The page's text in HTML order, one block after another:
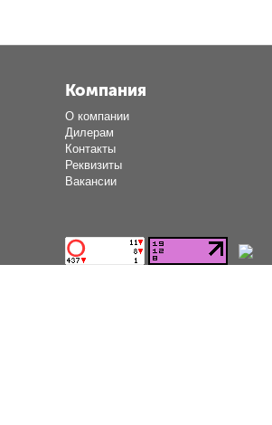
Компания
О компании
Дилерам
Контакты
Реквизиты
Вакансии